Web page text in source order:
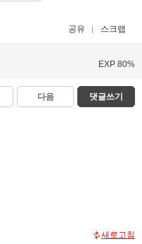
공유 스크랩
EXP 80%
다음 댓글쓰기
새로고침